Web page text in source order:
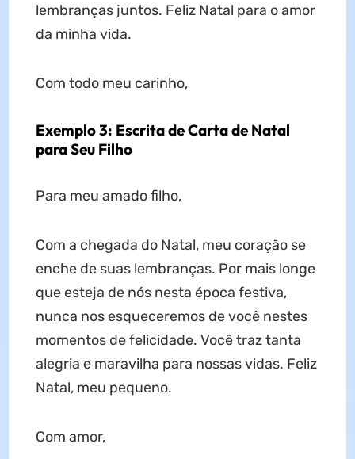
lembranças juntos. Feliz Natal para o amor
da minha vida.
Com todo meu carinho,
Exemplo 3: Escrita de Carta de Natal
para Seu Filho
Para meu amado filho,
Com a chegada do Natal, meu coração se
enche de suas lembranças. Por mais longe
que esteja de nós nesta época festiva,
nunca nos esqueceremos de você nestes
momentos de felicidade. Você traz tanta
alegria e maravilha para nossas vidas. Feliz
Natal, meu pequeno.
Com amor,